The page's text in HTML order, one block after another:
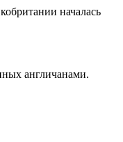
началась
англичанами.